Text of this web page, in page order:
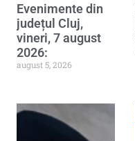
Evenimente din
județul Cluj,
vineri, 7 august
2026:
august 5, 2026